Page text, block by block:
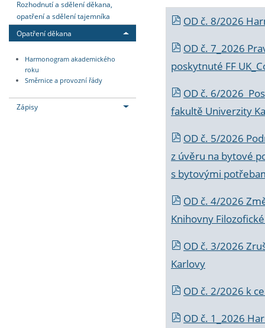
Rozhodnutí a sdělení děkana,
opatření a sdělení tajemníka
Opatření děkana
Harmonogram akademického
roku
Směrnice a provozní řády
Zápisy
OD č. 8/2026
OD č. 7_2026
poskytnuté FF
OD č. 6/2026
fakultě Univerzity
OD č. 5/2026
z úvěru na bytové
s bytovými
OD č. 4/2026
Knihovny
OD č. 3/2026
Karlovy
OD č. 2/2026 k
OD č. 1_2026